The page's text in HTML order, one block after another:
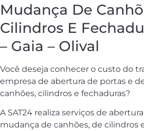
Mudança De
Cilindros E
– Gaia – Olival
Você deseja conhecer o custo do
empresa de abertura de portas e
canhões, cilindros e fechaduras?
A SAT24 realiza serviços de
mudança de canhões, de cilindros